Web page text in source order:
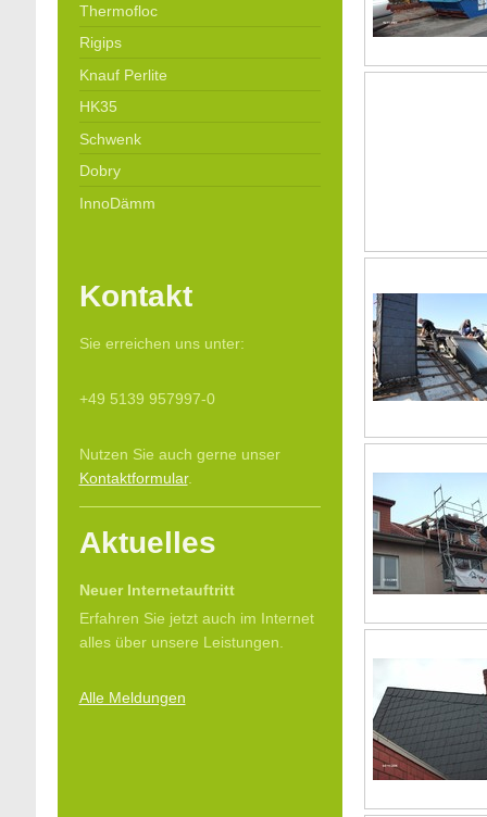
Thermofloc
Rigips
Knauf Perlite
HK35
Schwenk
Dobry
InnoDämm
Kontakt
Sie erreichen uns unter:
+49 5139 957997-0
Nutzen Sie auch gerne unser
Kontaktformular.
Aktuelles
Neuer Internetauftritt
Erfahren Sie jetzt auch im Internet
alles über unsere Leistungen.
Alle Meldungen